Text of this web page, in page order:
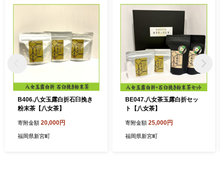
B406.八女玉露白折石臼挽き
粉末茶【八女茶】
寄附金額 20,000円
福岡県新宮町
BE047.八女茶玉露白折セッ
ト【八女茶】
寄附金額 25,000円
福岡県新宮町